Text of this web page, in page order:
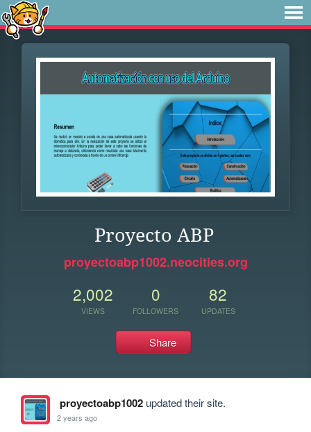
Proyecto ABP
proyectoabp1002.neocities.org
2,002
VIEWS
0
FOLLOWERS
82
UPDATES
Share
proyectoabp1002updated their site.
2 years ago